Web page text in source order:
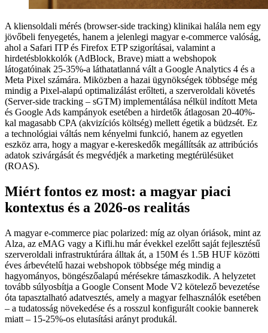
A kliensoldali mérés (browser-side tracking) klinikai halála nem egy
jövőbeli fenyegetés, hanem a jelenlegi magyar e-commerce valóság,
ahol a Safari ITP és Firefox ETP szigorításai, valamint a
hirdetésblokkolók (AdBlock, Brave) miatt a webshopok
látogatóinak 25-35%-a láthatatlanná vált a Google Analytics 4 és a
Meta Pixel számára. Miközben a hazai ügynökségek többsége még
mindig a Pixel-alapú optimalizálást erőlteti, a szerveroldali követés
(Server-side tracking – sGTM) implementálása nélkül indított Meta
és Google Ads kampányok esetében a hirdetők átlagosan 20-40%-
kal magasabb CPA (akvizíciós költség) mellett égetik a büdzsét. Ez
a technológiai váltás nem kényelmi funkció, hanem az egyetlen
eszköz arra, hogy a magyar e-kereskedők megállítsák az attribúciós
adatok szivárgását és megvédjék a marketing megtérülésüket
(ROAS).
Miért fontos ez most: a magyar piaci
kontextus és a 2026-os realitás
A magyar e-commerce piac polarized: míg az olyan óriások, mint az
Alza, az eMAG vagy a Kifli.hu már évekkel ezelőtt saját fejlesztésű
szerveroldali infrastruktúrára álltak át, a 150M és 1.5B HUF közötti
éves árbevételű hazai webshopok többsége még mindig a
hagyományos, böngészőalapú mérésekre támaszkodik. A helyzetet
tovább súlyosbítja a Google Consent Mode V2 kötelező bevezetése
óta tapasztalható adatvesztés, amely a magyar felhasználók esetében
– a tudatosság növekedése és a rosszul konfigurált cookie bannerek
miatt – 15-25%-os elutasítási arányt produkál.